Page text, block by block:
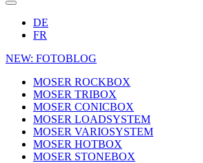
DE
FR
NEW: FOTOBLOG
MOSER ROCKBOX
MOSER TRIBOX
MOSER CONICBOX
MOSER LOADSYSTEM
MOSER VARIOSYSTEM
MOSER HOTBOX
MOSER STONEBOX